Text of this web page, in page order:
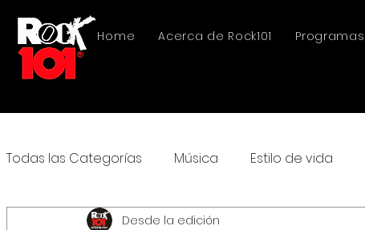
Home Acerca de Rock101 Programas
Todas las Categorías Música Estilo de vida
Desde la edición